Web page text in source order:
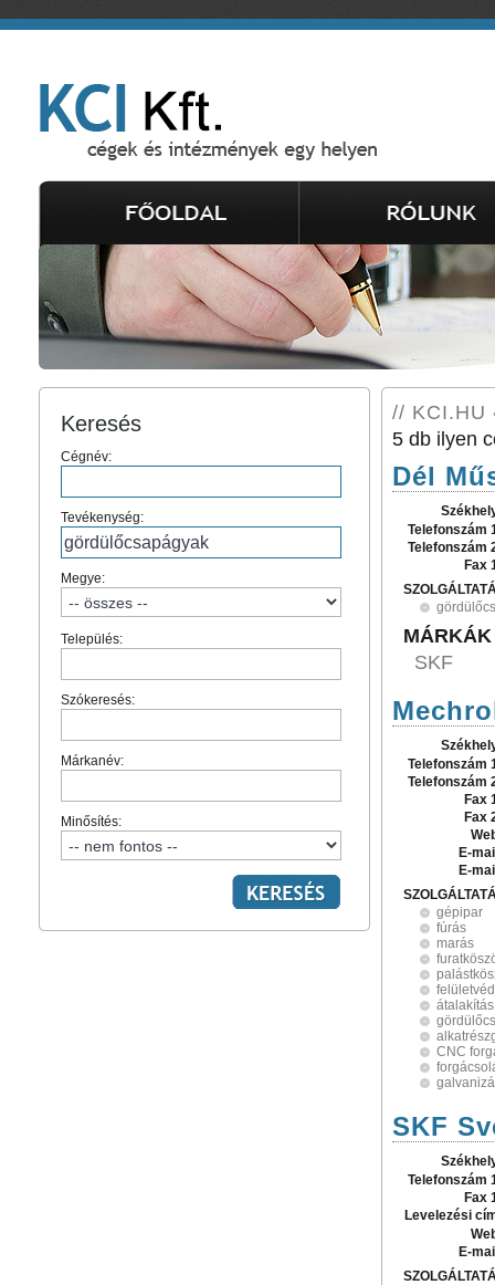
Keresés
Cégnév:
Tevékenység:
Megye:
Település:
Szókeresés:
Márkanév:
Minősítés:
// KCI.HU
5 db ilyen
Dél
Telefonszám
Telefonszám
Fax
MÁRKÁK
SKF
Telefonszám
Telefonszám
Fax
Fax
E-
E-
gépipar
fúrás
marás
átalakítás
CNC
SKF
Telefonszám
Fax
Levelezési
E-